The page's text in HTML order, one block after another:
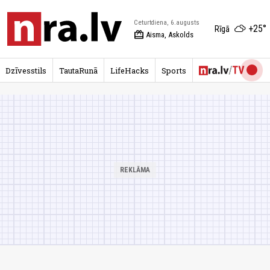
Ceturtdiena, 6.augusts
redeem Aisma, Askolds
Rīgā +25°
Dzīvesstils TautaRunā LifeHacks Sports